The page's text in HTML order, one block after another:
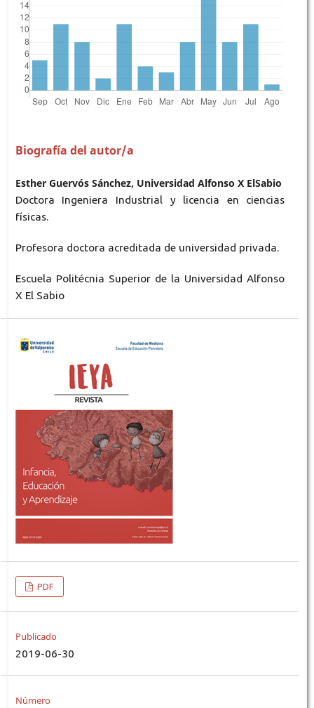
Biografía del autor/a
Esther Guervós Sánchez, Universidad Alfonso X ElSabio
Doctora Ingeniera Industrial y licencia en ciencias
físicas.
Profesora doctora acreditada de universidad privada.
Escuela Politécnia Superior de la Universidad Alfonso
X El Sabio
PDF
Publicado
2019-06-30
Número